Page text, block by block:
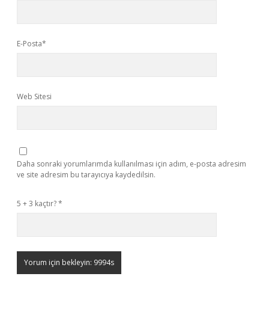
E-Posta*
Web Sitesi
Daha sonraki yorumlarımda kullanılması için adım, e-posta adresim
ve site adresim bu tarayıcıya kaydedilsin.
5 + 3 kaçtır?*